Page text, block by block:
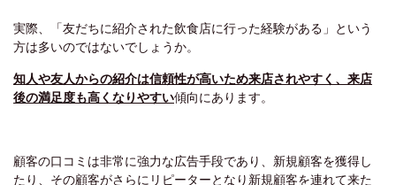
実際、「友だちに紹介された飲食店に行った経験がある」という
方は多いのではないでしょうか。
知人や友人からの紹介は信頼性が高いため来店されやすく、来店
後の満足度も高くなりやすい傾向にあります。
顧客の口コミは非常に強力な広告手段であり、新規顧客を獲得し
たり、その顧客がさらにリピーターとなり新規顧客を連れて来た